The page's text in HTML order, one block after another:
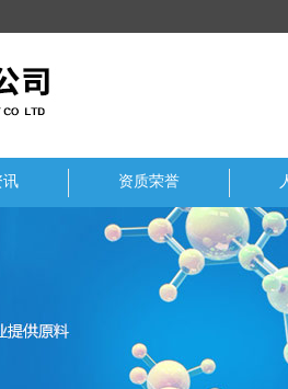
讯 资质荣誉